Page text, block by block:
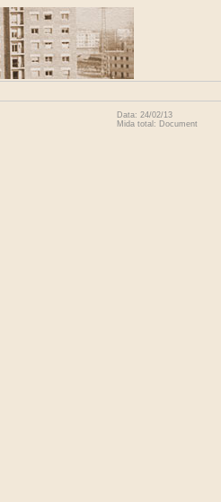
Data: 24/02/13
Mida total: Document